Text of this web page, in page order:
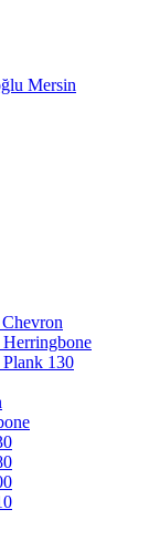
130